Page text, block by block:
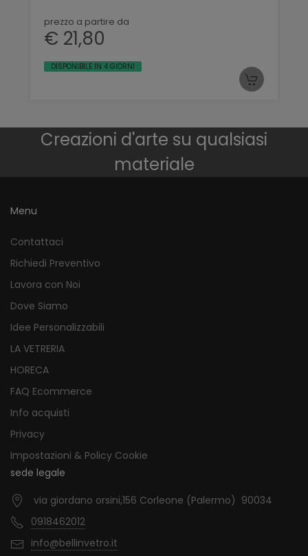
prezzo a partire da
€ 21,80
DISPONIBILE IN 4 GIORNI
Creazioni d'arte su qualsiasi
materiale
Menu
Contattaci
Richiedi Preventivo
Lavora con Noi
Dove Siamo
Idee Personalizzabili
LA VETRERIA
HORECA
FAQ Ecommerce
Info acquisti
Privacy
Impostazioni & Policy Cookie
sede legale
via giordano orsini,156 Corleone (Palermo) 90034
0918462012
info@bellinvetro.it